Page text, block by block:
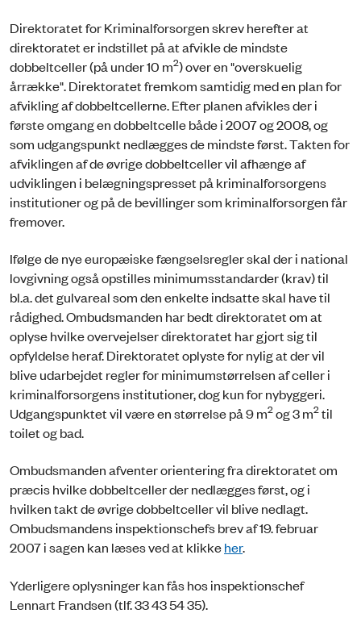
Direktoratet for Kriminalforsorgen skrev herefter at
direktoratet er indstillet på at afvikle de mindste
dobbeltceller (på under 10 m2) over en "overskuelig
årrække". Direktoratet fremkom samtidig med en plan for
afvikling af dobbeltcellerne. Efter planen afvikles der i
første omgang en dobbeltcelle både i 2007 og 2008, og
som udgangspunkt nedlægges de mindste først. Takten for
afviklingen af de øvrige dobbeltceller vil afhænge af
udviklingen i belægningspresset på kriminalforsorgens
institutioner og på de bevillinger som kriminalforsorgen får
fremover.
Ifølge de nye europæiske fængselsregler skal der i national
lovgivning også opstilles minimumsstandarder (krav) til
bl.a. det gulvareal som den enkelte indsatte skal have til
rådighed. Ombudsmanden har bedt direktoratet om at
oplyse hvilke overvejelser direktoratet har gjort sig til
opfyldelse heraf. Direktoratet oplyste for nylig at der vil
blive udarbejdet regler for minimumstørrelsen af celler i
kriminalforsorgens institutioner, dog kun for nybyggeri.
Udgangspunktet vil være en størrelse på 9 m2og 3 m2til
toilet og bad.
Ombudsmanden afventer orientering fra direktoratet om
præcis hvilke dobbeltceller der nedlægges først, og i
hvilken takt de øvrige dobbeltceller vil blive nedlagt.
Ombudsmandens inspektionschefs brev af 19. februar
2007 i sagen kan læses ved at klikkeher.
Yderligere oplysninger kan fås hos inspektionschef
Lennart Frandsen (tlf. 33 43 54 35).